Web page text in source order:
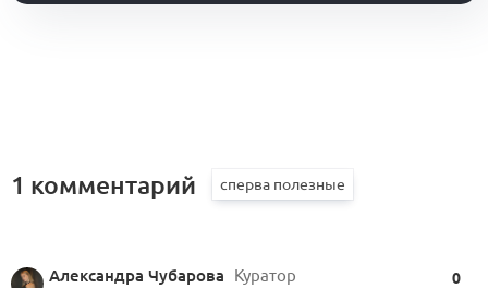
1 комментарий
Александра Чубарова Куратор 0